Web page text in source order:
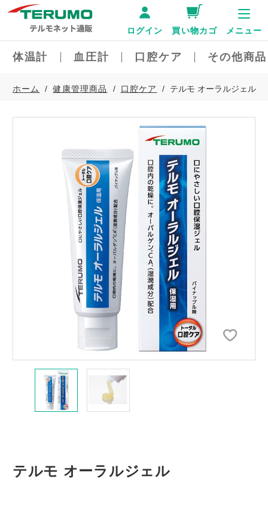
体温計 血圧計 口腔ケア その他商
ログイン 買い物カゴ メニュー
ホーム 健康管理商品 口腔ケア テルモ オーラルジェル
テルモ オーラルジェル